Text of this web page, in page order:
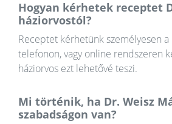
Hogyan kérhetek receptet
háziorvostól?
Receptet kérhetünk személyesen
telefonon, vagy online rendszeren
háziorvos ezt lehetővé teszi.
Mi történik, ha Dr. Weisz
szabadságon van?